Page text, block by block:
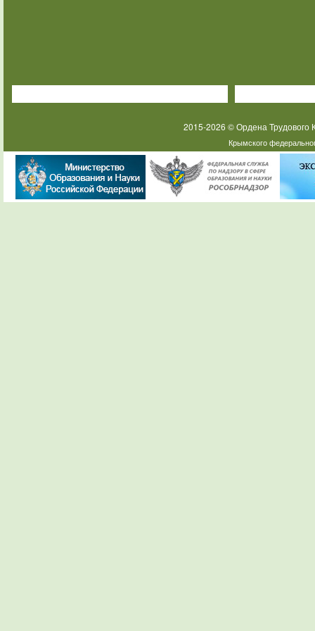
2015-2026 © Ордена
Крымского